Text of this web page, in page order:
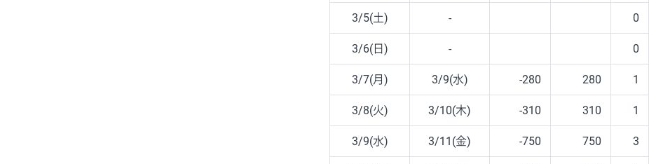
3/5(土) - 0
3/6(日) - 0
3/7(月) 3/9(水) -280 280 1
3/8(火) 3/10(木) -310 310 1
3/9(水) 3/11(金) -750 750 3